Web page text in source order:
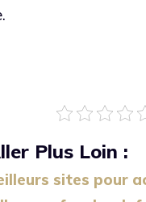
Plus Loin :
sites pour